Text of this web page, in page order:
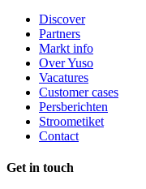
Discover
Partners
Markt info
Over Yuso
Vacatures
Customer cases
Persberichten
Stroometiket
Contact
Get in touch